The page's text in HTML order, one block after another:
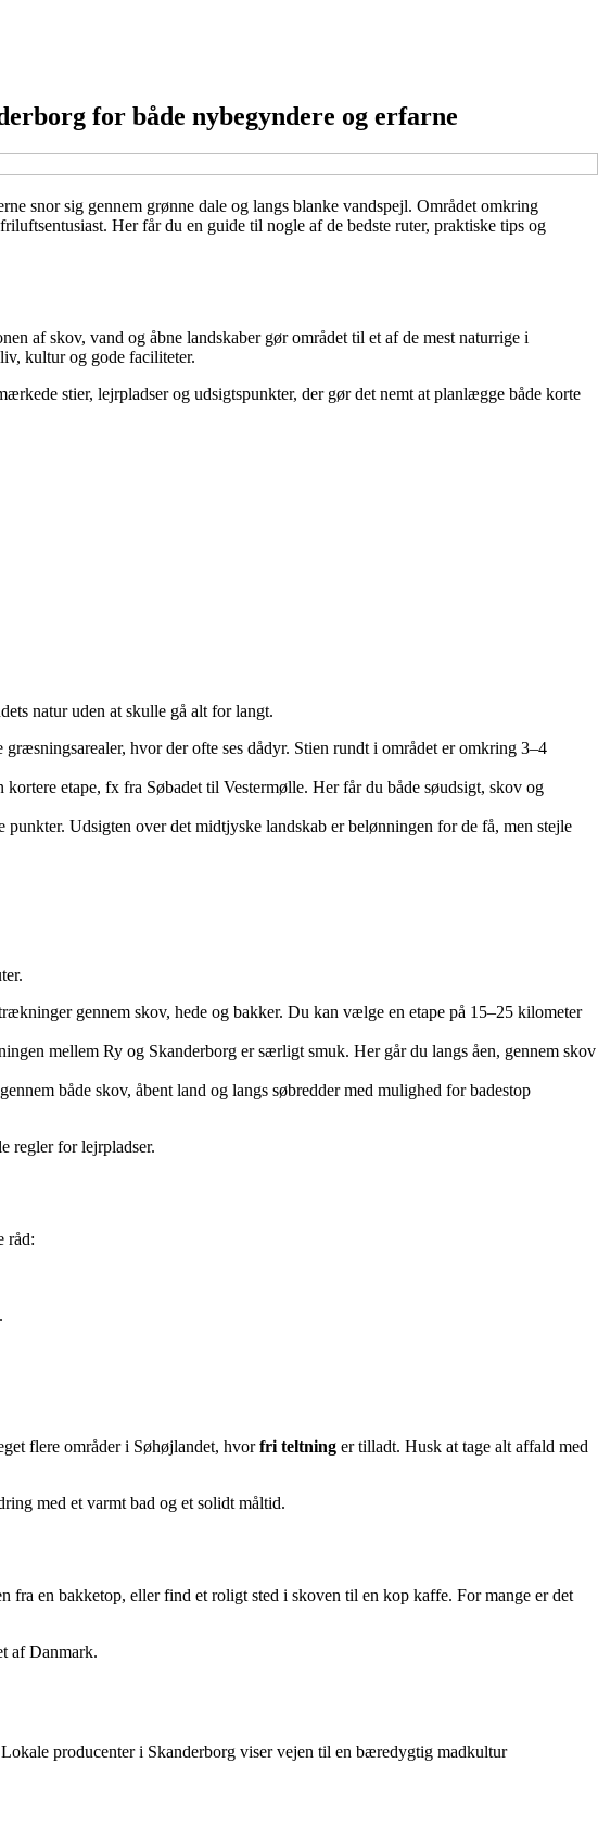
for både nybegyndere og erfarne
snor sig gennem grønne dale og langs blanke vandspejl. Området omkring
Her får du en guide til nogle af de bedste ruter, praktiske tips og
af skov, vand og åbne landskaber gør området til et af de mest naturrige i
kultur og gode faciliteter.
stier, lejrpladser og udsigtspunkter, der gør det nemt at planlægge både korte
natur uden at skulle gå alt for langt.
hvor der ofte ses dådyr. Stien rundt i området er omkring 3–4
etape, fx fra Søbadet til Vestermølle. Her får du både søudsigt, skov og
Udsigten over det midtjyske landskab er belønningen for de få, men stejle
gennem skov, hede og bakker. Du kan vælge en etape på 15–25 kilometer
mellem Ry og Skanderborg er særligt smuk. Her går du langs åen, gennem skov
både skov, åbent land og langs søbredder med mulighed for badestop
regler for lejrpladser.
råd:
flere områder i Søhøjlandet, hvorfri teltning er tilladt. Husk at tage alt affald med
med et varmt bad og et solidt måltid.
fra en bakketop, eller find et roligt sted i skoven til en kop kaffe. For mange er det
af Danmark.
producenter i Skanderborg viser vejen til en bæredygtig madkultur